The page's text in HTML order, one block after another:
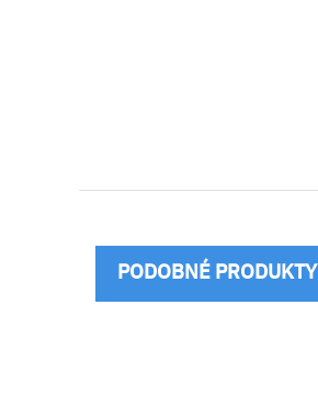
PODOBNÉ PRODUKTY